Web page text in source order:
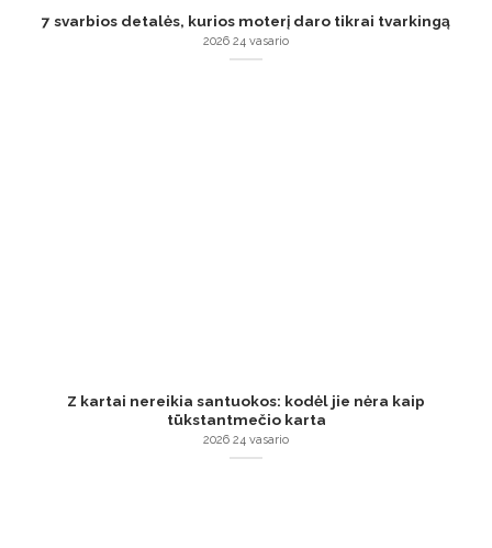
7 svarbios detalės, kurios moterį daro tikrai tvarkingą
2026 24 vasario
Z kartai nereikia santuokos: kodėl jie nėra kaip
tūkstantmečio karta
2026 24 vasario